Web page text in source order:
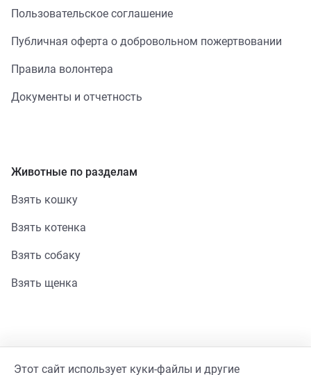
Пользовательское соглашение
Публичная оферта о добровольном пожертвовании
Правила волонтера
Документы и отчетность
Животные по разделам
Взять кошку
Взять котенка
Взять собаку
Взять щенка
Этот сайт использует куки-файлы и другие